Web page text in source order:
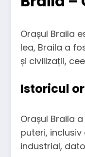
Orașul Braila
lea, Braila a
și civilizații,
Istoricul
Orașul Braila
puteri,
industrial,